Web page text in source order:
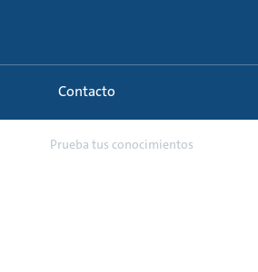
Contacto
Prueba tus conocimientos